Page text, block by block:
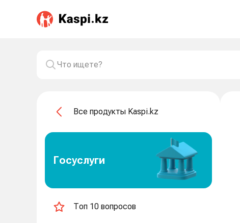
Все продукты Kaspi.kz
Госуслуги
Топ 10 вопросов